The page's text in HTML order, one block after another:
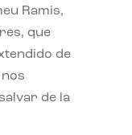
Ramis,
que
de
de la